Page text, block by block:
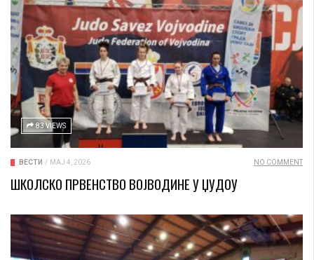
83 VIEWS
ВЕСТИ / МАЈ 4, 2026 NO COMMENT
ШКОЛСКО ПРВЕНСТВО ВОЈВОДИНЕ У ЏУДОУ